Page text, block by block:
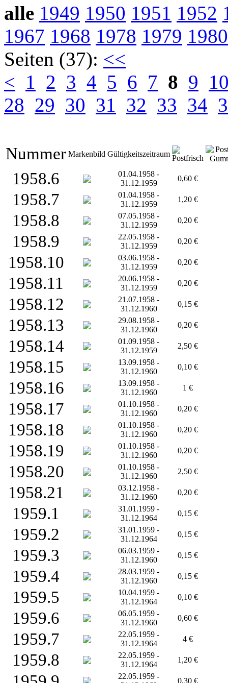
alle 1949 1950 1951 1952
1967 1968 1978 1979 1980
Seiten (37): <<
< 1 2 3 4 5 6 7 8 9
28 29 30 31 32 33 34
Nummer Markenbild Gültigkeitszeitraum
1958.6
01.04.1958 -
31.12.1959
0,60 €
1958.7
01.04.1958 -
31.12.1959
1,20 €
1958.8
07.05.1958 -
31.12.1959
0,20 €
1958.9
22.05.1958 -
31.12.1959
0,20 €
1958.10
03.06.1958 -
31.12.1959
0,20 €
1958.11
20.06.1958 -
31.12.1959
0,20 €
1958.12
21.07.1958 -
31.12.1960
0,15 €
1958.13
29.08.1958 -
31.12.1960
0,20 €
1958.14
01.09.1958 -
31.12.1959
2,50 €
1958.15
13.09.1958 -
31.12.1960
0,10 €
1958.16
13.09.1958 -
31.12.1960
1 €
1958.17
01.10.1958 -
31.12.1960
0,20 €
1958.18
01.10.1958 -
31.12.1960
0,20 €
1958.19
01.10.1958 -
31.12.1960
0,20 €
1958.20
01.10.1958 -
31.12.1960
2,50 €
1958.21
03.12.1958 -
31.12.1960
0,20 €
1959.1
31.01.1959 -
31.12.1964
0,15 €
1959.2
31.01.1959 -
31.12.1964
0,15 €
1959.3
06.03.1959 -
31.12.1960
0,15 €
1959.4
28.03.1959 -
31.12.1960
0,15 €
1959.5
10.04.1959 -
31.12.1964
0,10 €
1959.6
06.05.1959 -
31.12.1960
0,60 €
1959.7
22.05.1959 -
31.12.1964
4 €
1959.8
22.05.1959 -
31.12.1964
1,20 €
22.05.1959 -
0,30 €